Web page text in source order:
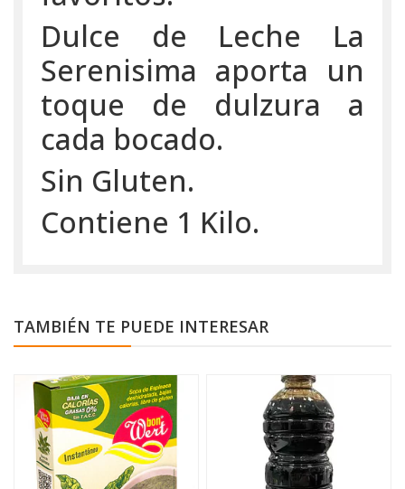
Dulce de Leche La
Serenisima aporta un
toque de dulzura a
cada bocado.
Sin Gluten.
Contiene 1 Kilo.
TAMBIÉN TE PUEDE INTERESAR